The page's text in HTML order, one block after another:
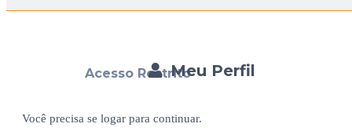
Meu Perfil
Acesso Restrito
Você precisa se logar para continuar.